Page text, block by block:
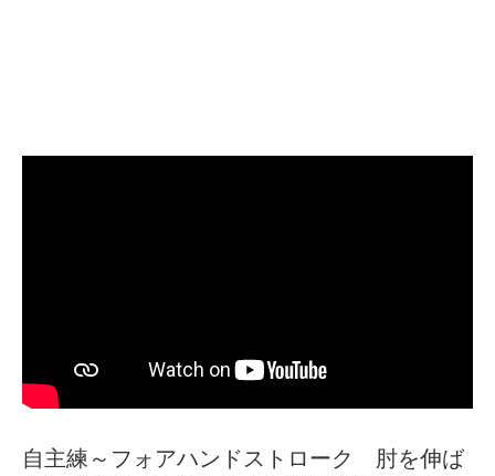
自主練～フォアハンドストローク 肘を伸ば